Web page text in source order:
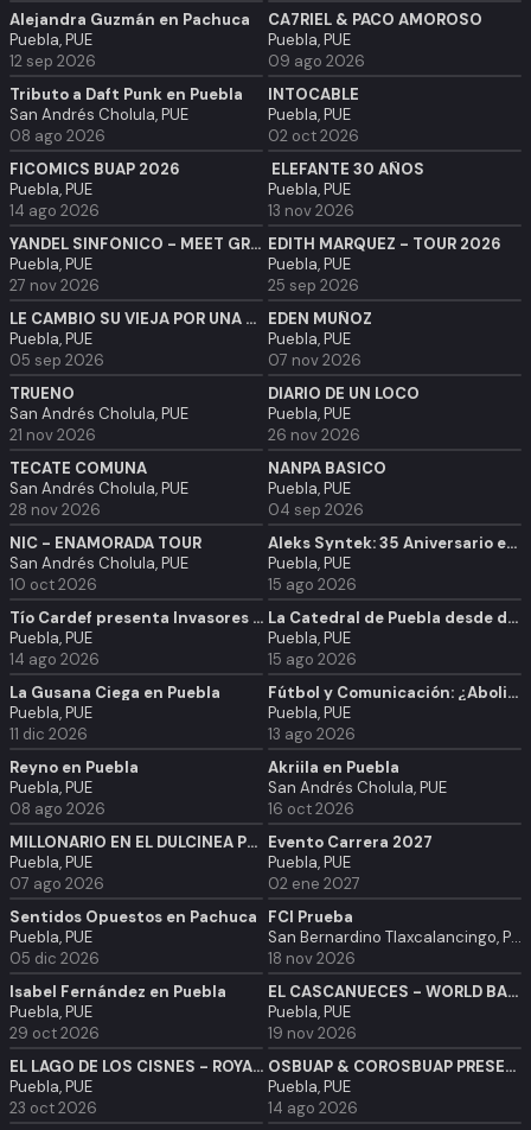
Alejandra Guzmán en Pachuca
Puebla, PUE
12 sep 2026
CA7RIEL & PACO AMOROSO
Puebla, PUE
09 ago 2026
Tributo a Daft Punk en Puebla
San Andrés Cholula, PUE
08 ago 2026
INTOCABLE
Puebla, PUE
02 oct 2026
FICOMICS BUAP 2026
Puebla, PUE
14 ago 2026
ELEFANTE 30 AÑOS
Puebla, PUE
13 nov 2026
YANDEL SINFÓNICO - MEET GREET
Puebla, PUE
27 nov 2026
EDITH MARQUEZ - TOUR 2026
Puebla, PUE
25 sep 2026
LE CAMBIO SU VIEJA POR UNA NUEVA
Puebla, PUE
05 sep 2026
EDÉN MUÑOZ
Puebla, PUE
07 nov 2026
TRUENO
San Andrés Cholula, PUE
21 nov 2026
DIARIO DE UN LOCO
Puebla, PUE
26 nov 2026
TECATE COMUNA
San Andrés Cholula, PUE
28 nov 2026
NANPA BÁSICO
Puebla, PUE
04 sep 2026
NIC - ENAMORADA TOUR
San Andrés Cholula, PUE
10 oct 2026
Aleks Syntek: 35 Aniversario en Pachuca
Puebla, PUE
15 ago 2026
Tío Cardef presenta Invasores en Puebla
Puebla, PUE
14 ago 2026
La Catedral de Puebla desde dentro
Puebla, PUE
15 ago 2026
La Gusana Ciega en Puebla
Puebla, PUE
11 dic 2026
Fútbol y Comunicación: ¿Abolir lo mundial?
Puebla, PUE
13 ago 2026
Reyno en Puebla
Puebla, PUE
08 ago 2026
Akriila en Puebla
San Andrés Cholula, PUE
16 oct 2026
MILLONARIO EN EL DULCINEA PUEBLA (+18)
Puebla, PUE
07 ago 2026
Evento Carrera 2027
Puebla, PUE
02 ene 2027
Sentidos Opuestos en Pachuca
Puebla, PUE
05 dic 2026
FCI Prueba
San Bernardino Tlaxcalancingo, PUE
18 nov 2026
Isabel Fernández en Puebla
Puebla, PUE
29 oct 2026
EL CASCANUECES - WORLD BALLET TOUR A GOLDBERG COMPANY
Puebla, PUE
19 nov 2026
EL LAGO DE LOS CISNES - ROYAL UKRANIAN BALLET
Puebla, PUE
23 oct 2026
OSBUAP & COROSBUAP PRESENTAN: SINFONIA GAMER
Puebla, PUE
14 ago 2026